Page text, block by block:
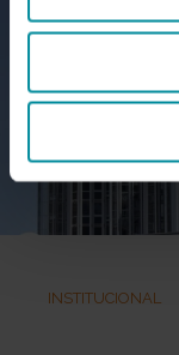
INSTITUCIONAL